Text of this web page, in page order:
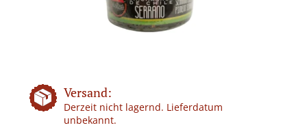
Versand:
Derzeit nicht lagernd. Lieferdatum
unbekannt.